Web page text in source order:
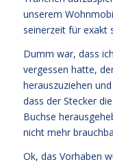
unserem
seinerzeit für exakt
Dumm war, dass
vergessen hatte,
herauszuziehen
dass der Stecker
Buchse
nicht mehr
Ok, das Vorhaben